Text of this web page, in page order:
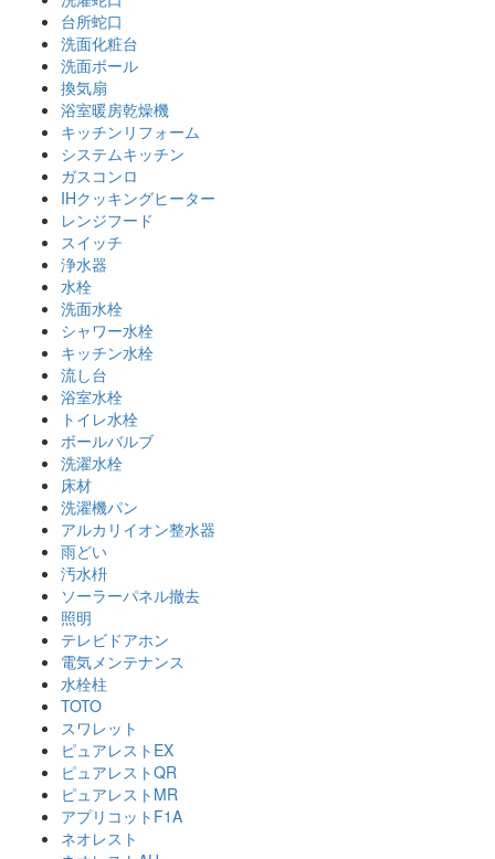
台所蛇口
洗面化粧台
洗面ボール
換気扇
浴室暖房乾燥機
キッチンリフォーム
システムキッチン
ガスコンロ
IHクッキングヒーター
レンジフード
スイッチ
浄水器
水栓
洗面水栓
シャワー水栓
キッチン水栓
流し台
浴室水栓
トイレ水栓
ボールバルブ
洗濯水栓
床材
洗濯機パン
アルカリイオン整水器
雨どい
汚水枡
ソーラーパネル撤去
照明
テレビドアホン
電気メンテナンス
水栓柱
TOTO
スワレット
ピュアレストEX
ピュアレストQR
ピュアレストMR
アプリコットF1A
ネオレスト